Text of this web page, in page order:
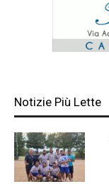
Notizie Più Lette